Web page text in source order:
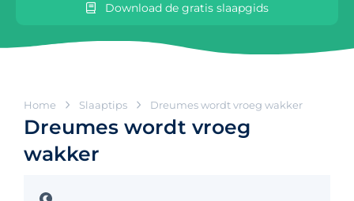
Download de gratis slaapgids
Home Slaaptips Dreumes wordt vroeg wakker
Dreumes wordt vroeg
wakker